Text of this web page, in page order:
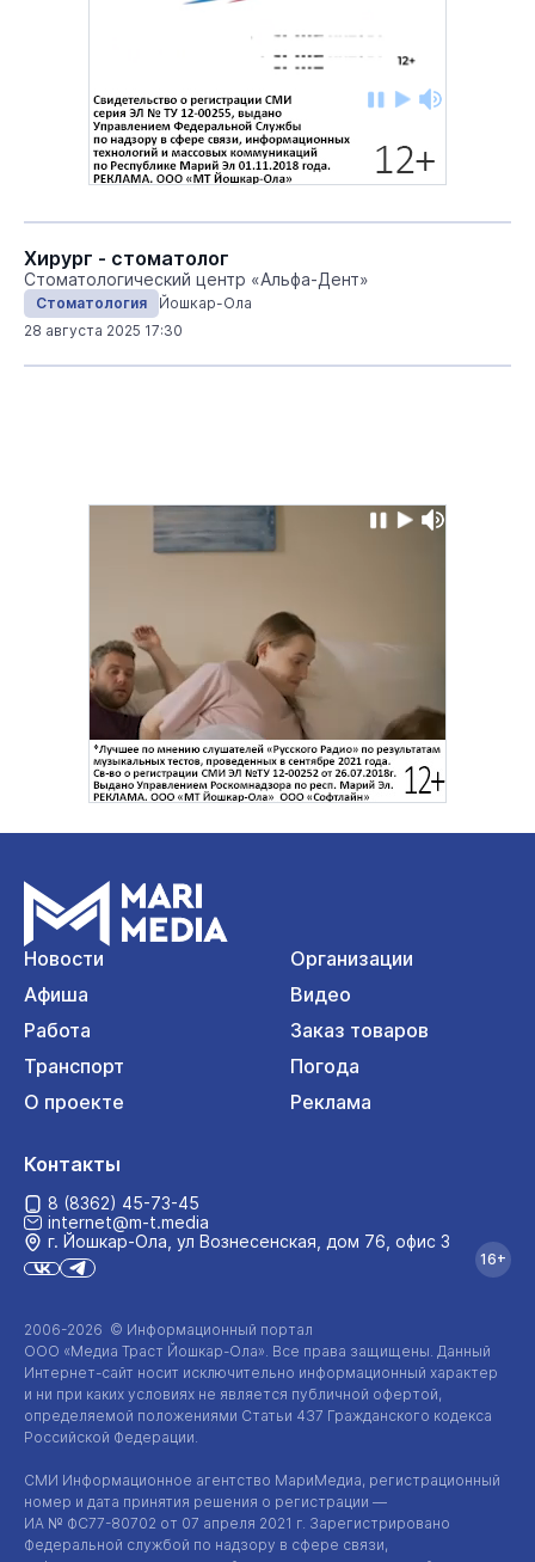
Хирург - стоматолог
Стоматологический центр «Альфа-Дент»
Стоматология
Йошкар-Ола
28 августа 2025 17:30
Новости
Организации
Афиша
Видео
Работа
Заказ товаров
Транспорт
Погода
О проекте
Реклама
2006-2026 © Информационный портал
ООО «Медиа Траст Йошкар-Ола». Все права защищены. Данный
Интернет-сайт носит исключительно информационный характер
и ни при каких условиях не является публичной офертой,
определяемой положениями Статьи 437 Гражданского кодекса
Российской Федерации.
СМИ Информационное агентство МариМедиа, регистрационный
номер и дата принятия решения о регистрации —
ИА № ФС77-80702 от 07 апреля 2021 г. Зарегистрировано
Федеральной службой по надзору в сфере связи,
Контакты
8 (8362) 45-73-45
internet@m-t.media
г. Йошкар‑Ола, ул Вознесенская, дом 76, офис 3
16+